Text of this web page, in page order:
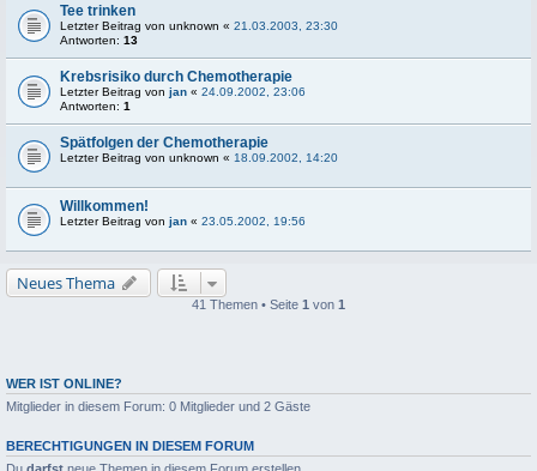
Tee trinken
Letzter Beitrag von unknown « 21.03.2003, 23:30
Antworten: 13
Krebsrisiko durch Chemotherapie
Letzter Beitrag von jan « 24.09.2002, 23:06
Antworten: 1
Spätfolgen der Chemotherapie
Letzter Beitrag von unknown « 18.09.2002, 14:20
Willkommen!
Letzter Beitrag von jan « 23.05.2002, 19:56
Neues Thema
41 Themen • Seite 1 von 1
WER IST ONLINE?
Mitglieder in diesem Forum: 0 Mitglieder und 2 Gäste
BERECHTIGUNGEN IN DIESEM FORUM
Du darfst neue Themen in diesem Forum erstellen.